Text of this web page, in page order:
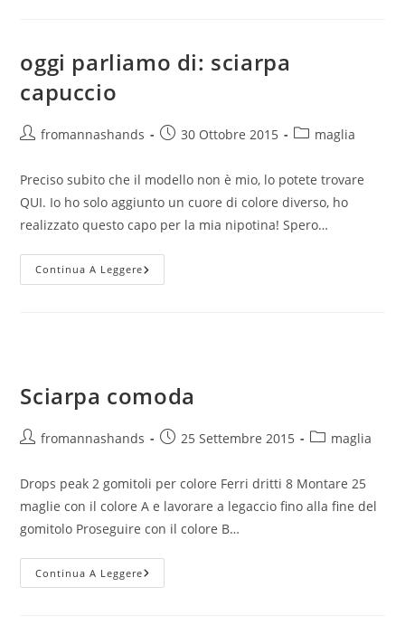
oggi parliamo di: sciarpa
capuccio
Autorefromannashands
Articolo30 Ottobre 2015
Categoria
maglia
Preciso subito che il modello non è mio, lo potete trovare
QUI. Io ho solo aggiunto un cuore di colore diverso, ho
realizzato questo capo per la mia nipotina! Spero…
Continua A LeggereOggi
Parliamo
Sciarpa comoda
Autorefromannashands
Articolo25 Settembre 2015
Categoria
maglia
Drops peak 2 gomitoli per colore Ferri dritti 8 Montare 25
maglie con il colore A e lavorare a legaccio fino alla fine del
gomitolo Proseguire con il colore B…
Continua A LeggereSciarpa
Comoda